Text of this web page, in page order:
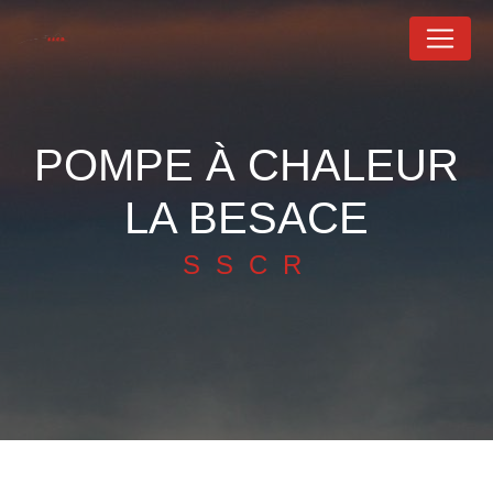
POMPE À CHALEUR
LA BESACE
SSCR
Panneau de gestion des cookies